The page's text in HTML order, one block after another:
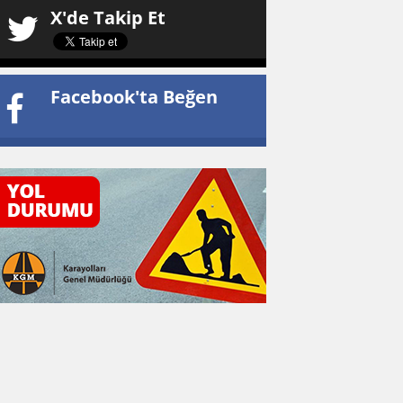
X'de Takip Et
Facebook'ta Beğen